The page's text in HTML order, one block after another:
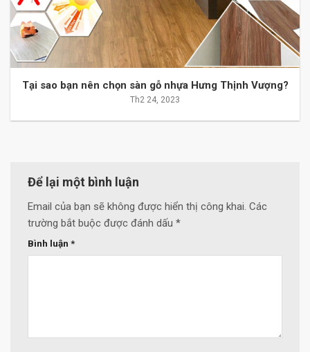
Tại sao bạn nên chọn sàn gỗ nhựa Hưng Thịnh Vượng?
Th2 24, 2023
Để lại một bình luận
Email của bạn sẽ không được hiển thị công khai. Các
trường bắt buộc được đánh dấu *
Bình luận *